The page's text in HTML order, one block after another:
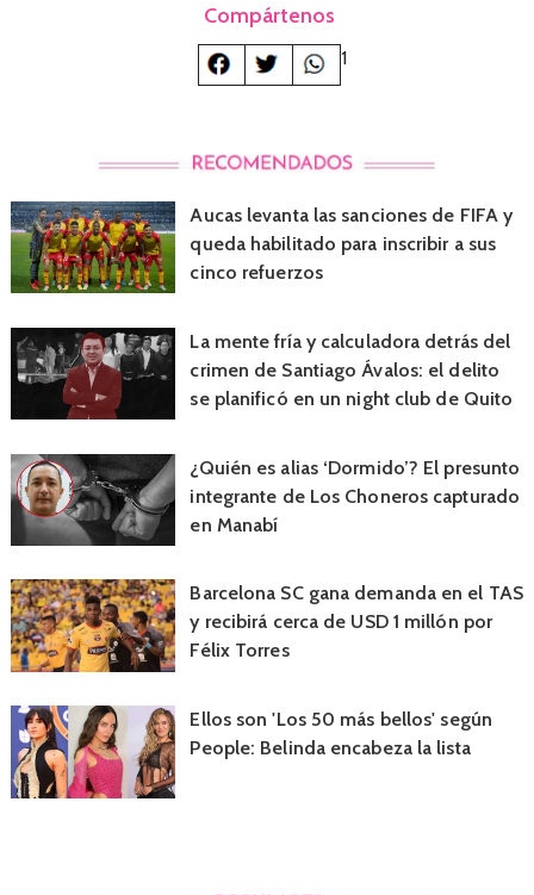
Compártenos
1
Aucas levanta las sanciones de FIFA y
queda habilitado para inscribir a sus
cinco refuerzos
La mente fría y calculadora detrás del
crimen de Santiago Ávalos: el delito
se planificó en un night club de Quito
¿Quién es alias ‘Dormido’? El presunto
integrante de Los Choneros capturado
en Manabí
Barcelona SC gana demanda en el TAS
y recibirá cerca de USD 1 millón por
Félix Torres
Ellos son 'Los 50 más bellos' según
People: Belinda encabeza la lista